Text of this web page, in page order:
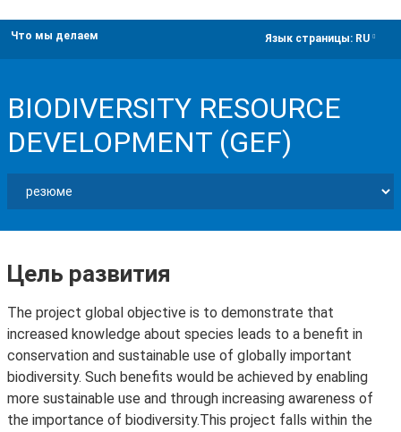
Что мы делаем Язык страницы: RU
BIODIVERSITY RESOURCE
DEVELOPMENT (GEF)
Цель развития
The project global objective is to demonstrate that
increased knowledge about species leads to a benefit in
conservation and sustainable use of globally important
biodiversity. Such benefits would be achieved by enabling
more sustainable use and through increasing awareness of
the importance of biodiversity.This project falls within the